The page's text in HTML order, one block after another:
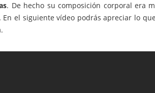
. De hecho su composición corporal era
En el siguiente vídeo podrás apreciar lo